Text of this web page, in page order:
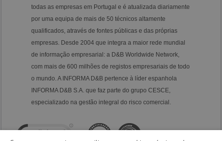
todas as empresas em Portugal e é atualizada diariamente
por uma equipa de mais de 50 técnicos altamente
qualificados, através de fontes públicas e das próprias
empresas. Desde 2004 que integra a maior rede mundial
de informação empresarial: a D&B Worldwide Network,
com mais de 600 milhões de registos empresariais de todo
o mundo. A INFORMA D&B pertence à líder espanhola
INFORMA D&B S.A. que faz parte do grupo CESCE,
especializado na gestão integral do risco comercial.